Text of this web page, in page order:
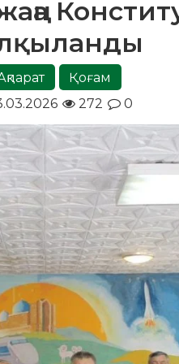
Қоғам
272 0